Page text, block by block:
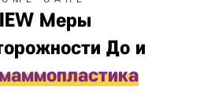
Меры
До и